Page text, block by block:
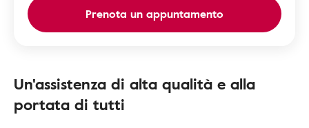
Prenota un appuntamento
Un'assistenza di alta qualità e alla
portata di tutti